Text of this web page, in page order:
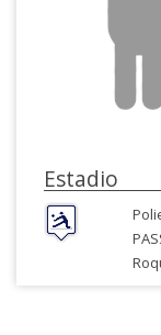
Estadio